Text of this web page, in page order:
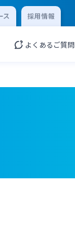
ス 採用情報
よくあるご質問